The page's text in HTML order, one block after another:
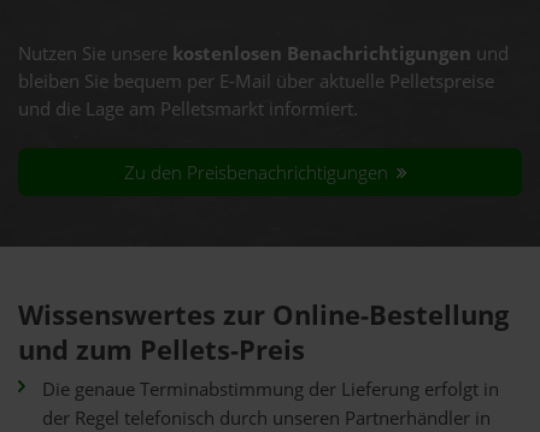
Nutzen Sie unsere kostenlosen Benachrichtigungen und
bleiben Sie bequem per E-Mail über aktuelle Pelletspreise
und die Lage am Pelletsmarkt informiert.
Zu den Preisbenachrichtigungen
Wissenswertes zur Online-Bestellung
und zum Pellets-Preis
Die genaue Terminabstimmung der Lieferung erfolgt in
der Regel telefonisch durch unseren Partnerhändler in